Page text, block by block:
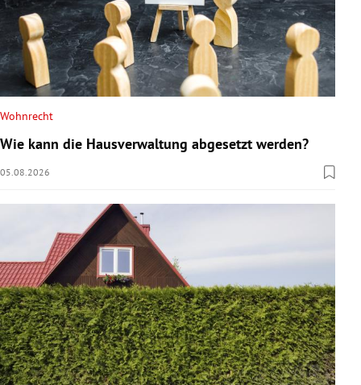
Wohnrecht
Wie kann die Hausverwaltung abgesetzt werden?
05.08.2026